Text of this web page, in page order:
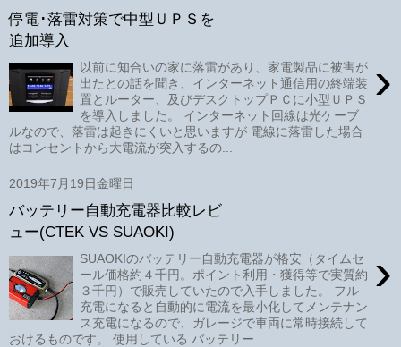
停電･落雷対策で中型ＵＰＳを
追加導入
›
以前に知合いの家に落雷があり、家電製品に被害が
出たとの話を聞き、インターネット通信用の終端装
置とルーター、及びデスクトップＰＣに小型ＵＰＳ
を導入しました。 インターネット回線は光ケーブ
ルなので、落雷は起きにくいと思いますが 電線に落雷した場合
はコンセントから大電流が突入するの...
2019年7月19日金曜日
バッテリー自動充電器比較レビ
ュー(CTEK VS SUAOKI)
›
SUAOKIのバッテリー自動充電器が格安（タイムセ
ール価格約４千円。ポイント利用・獲得等で実質約
３千円）で販売していたので入手しました。 フル
充電になると自動的に電流を最小化してメンテナン
ス充電になるので、ガレージで車両に常時接続して
おけるものです。 使用している バッテリー...